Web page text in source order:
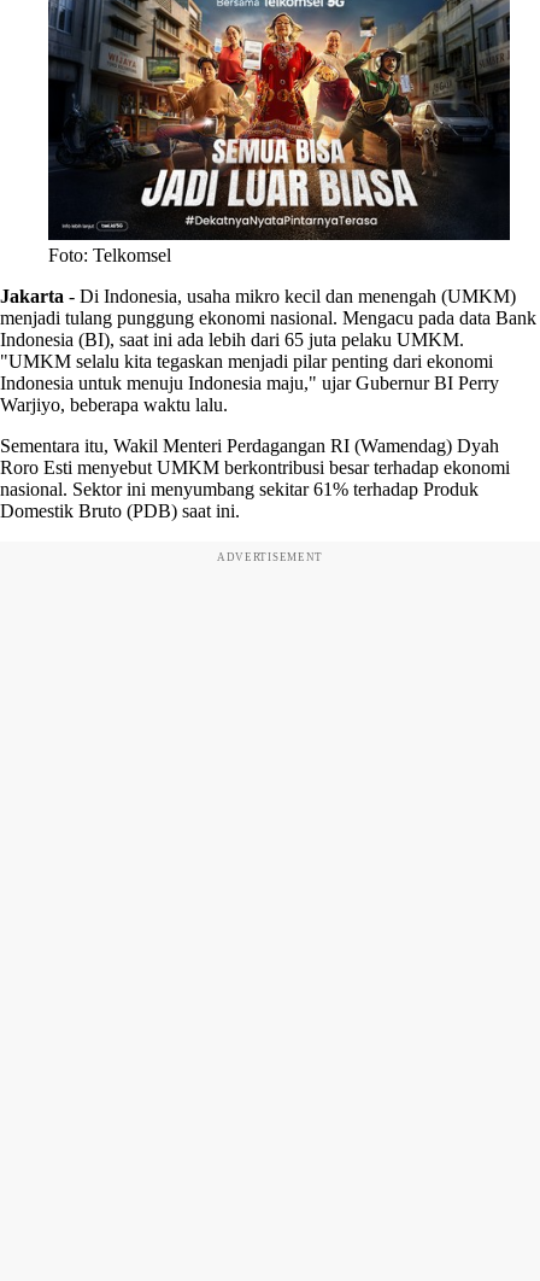
Foto: Telkomsel
Jakarta - Di Indonesia, usaha mikro kecil dan menengah (UMKM)
menjadi tulang punggung ekonomi nasional. Mengacu pada data Bank
Indonesia (BI), saat ini ada lebih dari 65 juta pelaku UMKM.
"UMKM selalu kita tegaskan menjadi pilar penting dari ekonomi
Indonesia untuk menuju Indonesia maju," ujar Gubernur BI Perry
Warjiyo, beberapa waktu lalu.
Sementara itu, Wakil Menteri Perdagangan RI (Wamendag) Dyah
Roro Esti menyebut UMKM berkontribusi besar terhadap ekonomi
nasional. Sektor ini menyumbang sekitar 61% terhadap Produk
Domestik Bruto (PDB) saat ini.
ADVERTISEMENT